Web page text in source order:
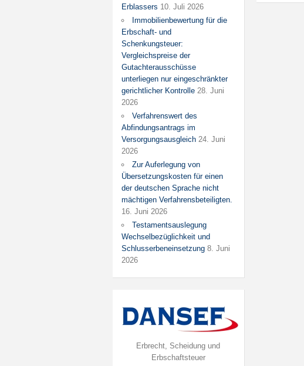
Erblassers 10. Juli 2026
Immobilienbewertung für die
Erbschaft- und
Schenkungsteuer:
Vergleichspreise der
Gutachterausschüsse
unterliegen nur eingeschränkter
gerichtlicher Kontrolle 28. Juni
2026
Verfahrenswert des
Abfindungsantrags im
Versorgungsausgleich 24. Juni
2026
Zur Auferlegung von
Übersetzungskosten für einen
der deutschen Sprache nicht
mächtigen Verfahrensbeteiligten.
16. Juni 2026
Testamentsauslegung
Wechselbezüglichkeit und
Schlusserbeneinsetzung 8. Juni
2026
Erbrecht, Scheidung und
Erbschaftsteuer